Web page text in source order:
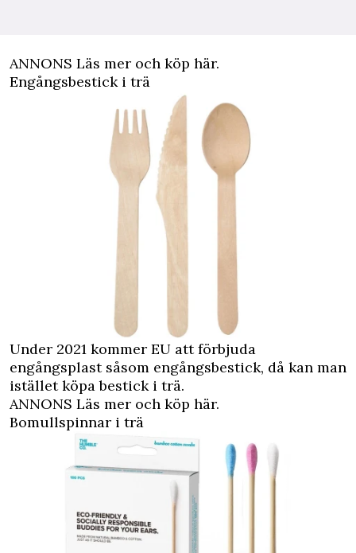
ANNONS Läs mer och köp här.
Engångsbestick i trä
Under 2021 kommer EU att förbjuda
engångsplast såsom engångsbestick, då kan man
istället köpa bestick i trä.
ANNONS Läs mer och köp här.
Bomullspinnar i trä